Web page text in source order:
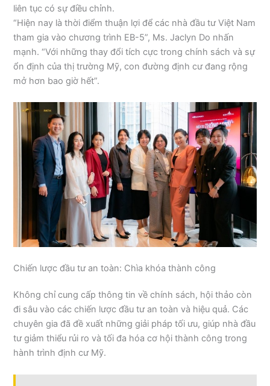
liên tục có sự điều chỉnh.
“Hiện nay là thời điểm thuận lợi để các nhà đầu tư Việt Nam
tham gia vào chương trình EB-5”, Ms. Jaclyn Do nhấn
mạnh. “Với những thay đổi tích cực trong chính sách và sự
ổn định của thị trường Mỹ, con đường định cư đang rộng
mở hơn bao giờ hết”.
Chiến lược đầu tư an toàn: Chìa khóa thành công
Không chỉ cung cấp thông tin về chính sách, hội thảo còn
đi sâu vào các chiến lược đầu tư an toàn và hiệu quả. Các
chuyên gia đã đề xuất những giải pháp tối ưu, giúp nhà đầu
tư giảm thiểu rủi ro và tối đa hóa cơ hội thành công trong
hành trình định cư Mỹ.